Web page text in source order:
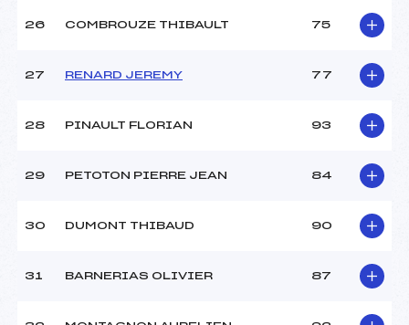
26 COMBROUZE THIBAULT 75
27 RENARD JEREMY 77
28 PINAULT FLORIAN 93
29 PETOTON PIERRE JEAN 84
30 DUMONT THIBAUD 90
31 BARNERIAS OLIVIER 87